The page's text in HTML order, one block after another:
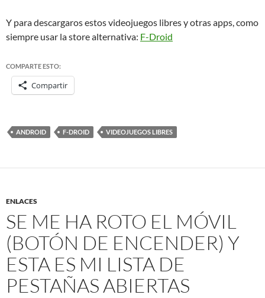
Y para descargaros estos videojuegos libres y otras apps, como
siempre usar la store alternativa: F-Droid
COMPARTE ESTO:
Compartir
ANDROID F-DROID VIDEOJUEGOS LIBRES
ENLACES
SE ME HA ROTO EL MÓVIL
(BOTÓN DE ENCENDER) Y
ESTA ES MI LISTA DE
PESTAÑAS ABIERTAS